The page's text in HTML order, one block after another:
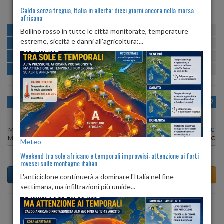
MATTINA min:19º max:26º U:55%
POMERIGGIO min:26º max:27º
SERA min: 21º max:27º U:68%-76%
NOTTE min:19º max:21º U:72%
OGGI
Min:
27°C
Max:28°C
VEN 07
Min:
26°C
Max:27°C
SAB 08
Min:26°C
Max:26°C
DOM 09
Min:26°C
Max:27°C
LUN 10
Min:
26°C
Max:27°C
MAR 11
Min:26°C
Max:27°C
MER 12
Min:
26°C
Max:27°C
Previsioni del Tempo a Arcinazzo Romano tra 4 giorni
Caldo senza tregua, Italia in allerta: dieci giorni ancora nella morsa
africana
Bollino rosso in tutte le città monitorate, temperature
estreme, siccità e danni all'agricoltura:...
Meteo
Weekend tra sole africano e temporali improvvisi: attenzione ai forti
rovesci sulle montagne italian
L'anticiclone continuerà a dominare l'Italia nel fine
settimana, ma infiltrazioni più umide...